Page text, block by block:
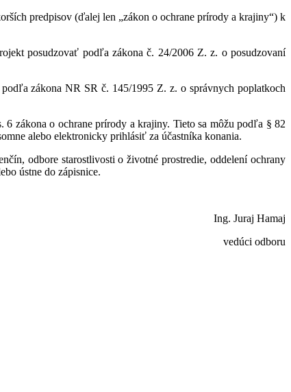
predpisov (ďalej len „zákon o ochrane prírody a krajiny“) k
posudzovať podľa zákona č. 24/2006 Z. z. o posudzovaní
zákona NR SR č. 145/1995 Z. z. o správnych poplatkoch
o ochrane prírody a krajiny. Tieto sa môžu podľa § 82
alebo elektronicky prihlásiť za účastníka konania.
odbore starostlivosti o životné prostredie, oddelení ochrany
ústne do zápisnice.
Ing. Juraj Hamaj
vedúci odboru